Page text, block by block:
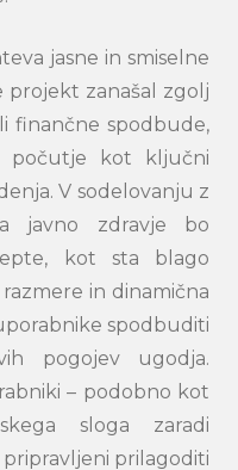
jasne in smiselne
projekt zanašal zgolj
finančne spodbude,
počutje kot ključni
V sodelovanju z
javno zdravje bo
kot sta blago
in dinamična
spodbuditi
pogojev ugodja.
– podobno kot
sloga zaradi
prilagoditi